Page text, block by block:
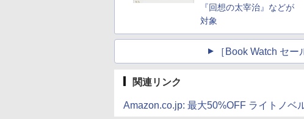
『回想の太宰治』などが
対象
［Book Watch セ
関連リンク
Amazon.co.jp: 最大50%OFF ライトノベ